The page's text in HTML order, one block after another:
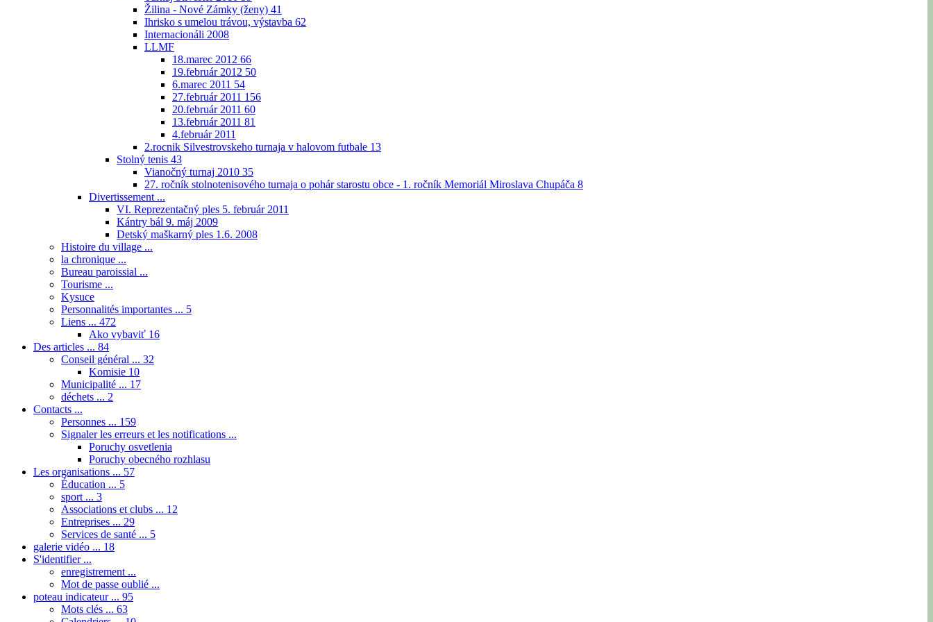
Žilina - Nové Zámky (ženy) 41
Ihrisko s umelou trávou, výstavba 62
Internacionáli 2008
LLMF
18.marec 2012 66
19.február 2012 50
6.marec 2011 54
27.február 2011 156
20.február 2011 60
13.február 2011 81
4.február 2011
2.rocnik Silvestrovskeho turnaja v halovom futbale 13
Stolný tenis 43
Vianočný turnaj 2010 35
27. ročník stolnotenisového turnaja o pohár starostu obce - 1. ročník Memoriál Miroslava Chupáča 8
Divertissement ...
VI. Reprezentačný ples 5. február 2011
Kántry bál 9. máj 2009
Detský maškarný ples 1.6. 2008
Histoire du village ...
la chronique ...
Bureau paroissial ...
Tourisme ...
Kysuce
Personnalités importantes ... 5
Liens ... 472
Ako vybaviť 16
Des articles ... 84
Conseil général ... 32
Komisie 10
Municipalité ... 17
déchets ... 2
Contacts ...
Personnes ... 159
Signaler les erreurs et les notifications ...
Poruchy osvetlenia
Poruchy obecného rozhlasu
Les organisations ... 57
Éducation ... 5
sport ... 3
Associations et clubs ... 12
Entreprises ... 29
Services de santé ... 5
galerie vidéo ... 18
S'identifier ...
enregistrement ...
Mot de passe oublié ...
poteau indicateur ... 95
Mots clés ... 63